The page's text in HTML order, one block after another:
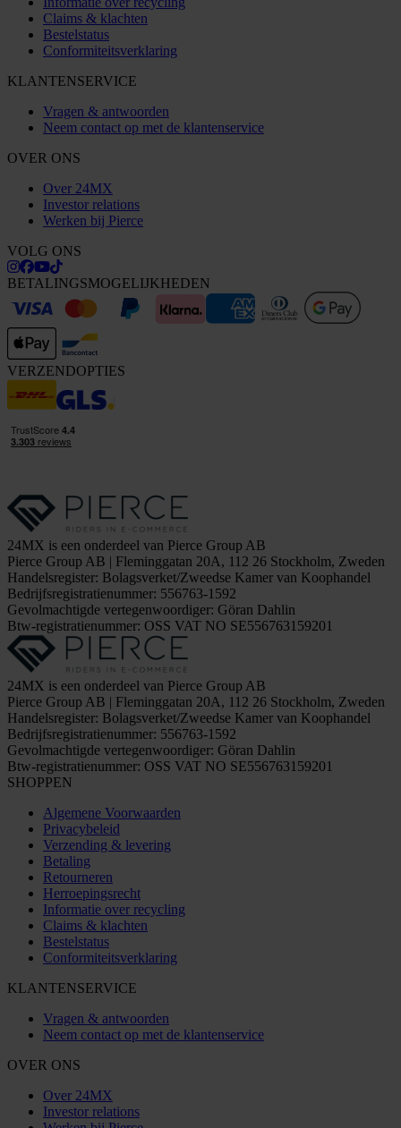
Claims & klachten
Bestelstatus
Conformiteitsverklaring
KLANTENSERVICE
Vragen & antwoorden
Neem contact op met de klantenservice
OVER ONS
Over 24MX
Investor relations
Werken bij Pierce
VOLG ONS
BETALINGSMOGELIJKHEDEN
VERZENDOPTIES
24MX is een onderdeel van Pierce Group AB
Pierce Group AB | Fleminggatan 20A, 112 26 Stockholm, Zweden
Handelsregister: Bolagsverket/Zweedse Kamer van Koophandel
Bedrijfsregistratienummer: 556763-1592
Gevolmachtigde vertegenwoordiger: Göran Dahlin
Btw-registratienummer: OSS VAT NO SE556763159201
24MX is een onderdeel van Pierce Group AB
Pierce Group AB | Fleminggatan 20A, 112 26 Stockholm, Zweden
Handelsregister: Bolagsverket/Zweedse Kamer van Koophandel
Bedrijfsregistratienummer: 556763-1592
Gevolmachtigde vertegenwoordiger: Göran Dahlin
Btw-registratienummer: OSS VAT NO SE556763159201
SHOPPEN
Algemene Voorwaarden
Privacybeleid
Verzending & levering
Betaling
Retourneren
Herroepingsrecht
Informatie over recycling
Claims & klachten
Bestelstatus
Conformiteitsverklaring
KLANTENSERVICE
Vragen & antwoorden
Neem contact op met de klantenservice
OVER ONS
Over 24MX
Investor relations